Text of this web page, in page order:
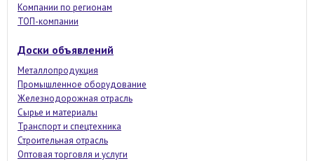
Компании по регионам
ТОП-компании
Доски объявлений
Металлопродукция
Промышленное оборудование
Железнодорожная отрасль
Сырье и материалы
Транспорт и спецтехника
Строительная отрасль
Оптовая торговля и услуги